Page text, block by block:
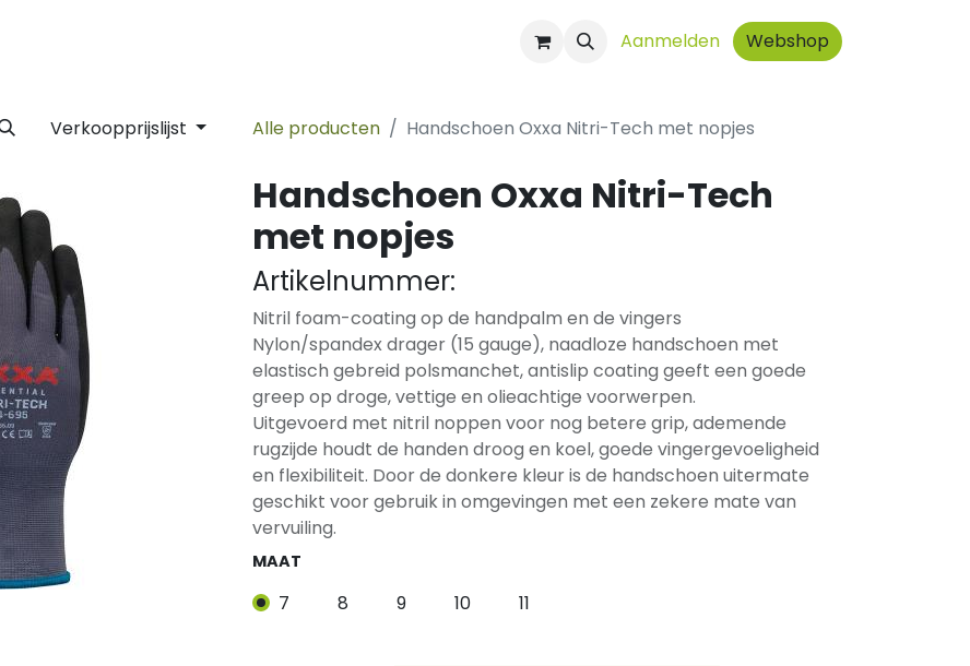
Aanmelden Webshop
Verkoopprijslijst Alle producten Handschoen Oxxa Nitri-Tech met nopjes
Handschoen Oxxa Nitri-Tech
met nopjes
Artikelnummer:
Nitril foam-coating op de handpalm en de vingers
Nylon/spandex drager (15 gauge), naadloze handschoen met
elastisch gebreid polsmanchet, antislip coating geeft een goede
greep op droge, vettige en olieachtige voorwerpen.
Uitgevoerd met nitril noppen voor nog betere grip, ademende
rugzijde houdt de handen droog en koel, goede vingergevoeligheid
en flexibiliteit. Door de donkere kleur is de handschoen uitermate
geschikt voor gebruik in omgevingen met een zekere mate van
vervuiling.
MAAT
7 8 9 10 11